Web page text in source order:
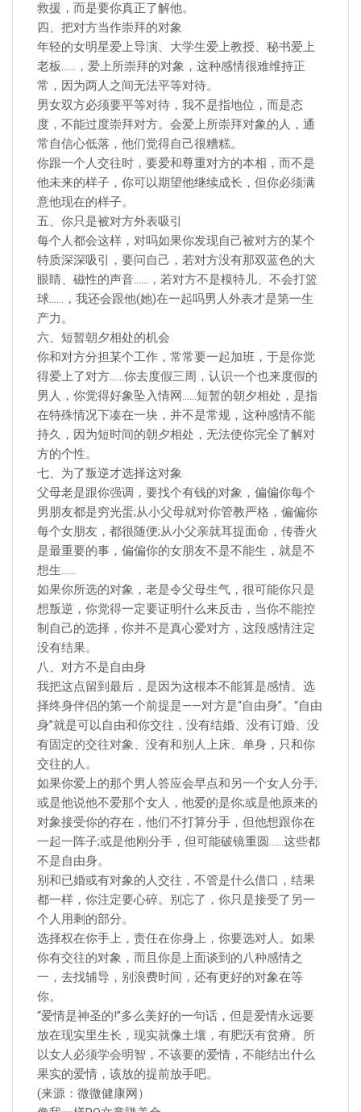
救援，而是要你真正了解他。
四、把对方当作崇拜的对象
年轻的女明星爱上导演、大学生爱上教授、秘书爱上
老板……，爱上所崇拜的对象，这种感情很难维持正
常，因为两人之间无法平等对待。
男女双方必须要平等对待，我不是指地位，而是态
度，不能过度崇拜对方。会爱上所崇拜对象的人，通
常自信心低落，他们觉得自己很糟糕。
你跟一个人交往时，要爱和尊重对方的本相，而不是
他未来的样子，你可以期望他继续成长，但你必须满
意他现在的样子。
五、你只是被对方外表吸引
每个人都会这样，对吗如果你发现自己被对方的某个
特质深深吸引，要问自己，若对方没有那双蓝色的大
眼睛、磁性的声音……，若对方不是模特儿、不会打篮
球……，我还会跟他(她)在一起吗男人外表才是第一生
产力。
六、短暂朝夕相处的机会
你和对方分担某个工作，常常要一起加班，于是你觉
得爱上了对方……你去度假三周，认识一个也来度假的
男人，你觉得好象坠入情网……短暂的朝夕相处，是指
在特殊情况下凑在一块，并不是常规，这种感情不能
持久，因为短时间的朝夕相处，无法使你完全了解对
方的个性。
七、为了叛逆才选择这对象
父母老是跟你强调，要找个有钱的对象，偏偏你每个
男朋友都是穷光蛋;从小父母就对你管教严格，偏偏你
每个女朋友，都很随便;从小父亲就耳提面命，传香火
是最重要的事，偏偏你的女朋友不是不能生，就是不
想生……
如果你所选的对象，老是令父母生气，很可能你只是
想叛逆，你觉得一定要证明什么来反击，当你不能控
制自己的选择，你并不是真心爱对方，这段感情注定
没有结果。
八、对方不是自由身
我把这点留到最后，是因为这根本不能算是感情。选
择终身伴侣的第一个前提是——对方是“自由身”。“自由
身”就是可以自由和你交往，没有结婚、没有订婚、没
有固定的交往对象、没有和别人上床、单身，只和你
交往的人。
如果你爱上的那个男人答应会早点和另一个女人分手;
或是他说他不爱那个女人，他爱的是你;或是他原来的
对象接受你的存在，他们不打算分手，但他想跟你在
一起一阵子;或是他刚分手，但可能破镜重圆……这些都
不是自由身。
别和已婚或有对象的人交往，不管是什么借口，结果
都一样，你注定要心碎。别忘了，你只是接受了另一
个人用剩的部分。
选择权在你手上，责任在你身上，你要选对人。如果
你有交往的对象，而且你是上面谈到的八种感情之
一，去找辅导，别浪费时间，还有更好的对象在等
你。
“爱情是神圣的!”多么美好的一句话，但是爱情永远要
放在现实里生长，现实就像土壤，有肥沃有贫瘠。所
以女人必须学会明智，不该要的爱情，不能结出什么
果实的爱情，该放的提前放手吧。
(来源：微微健康网）